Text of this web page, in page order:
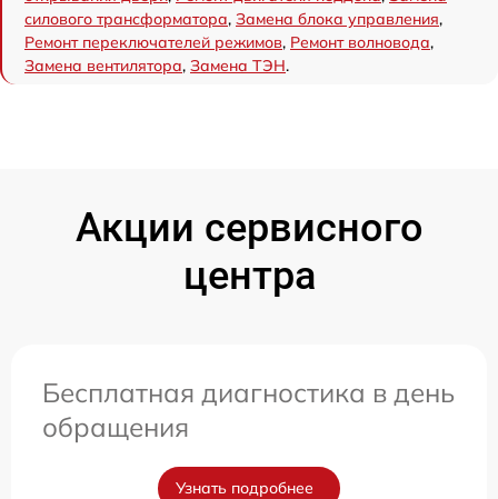
силового трансформатора, Замена блока управления,
Ремонт переключателей режимов, Ремонт волновода,
Замена вентилятора, Замена ТЭН.
Акции сервисного
центра
Бесплатная диагностика в день
обращения
Узнать подробнее